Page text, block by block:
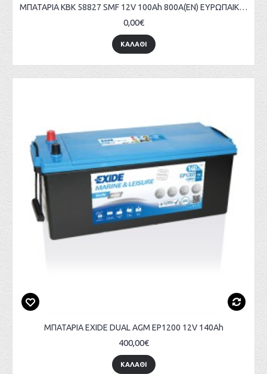
ΜΠΑΤΑΡΙΑ KBK 58827 SMF 12V 100Ah 800Α(ΕΝ) ΕΥΡΩΠΑΙΚΟΥ ΤΥΠΟΥ
0,00€
ΚΑΛΑΘΙ
ΜΠΑΤΑΡΙΑ EXIDE DUAL AGM EP1200 12V 140Ah
400,00€
ΚΑΛΑΘΙ